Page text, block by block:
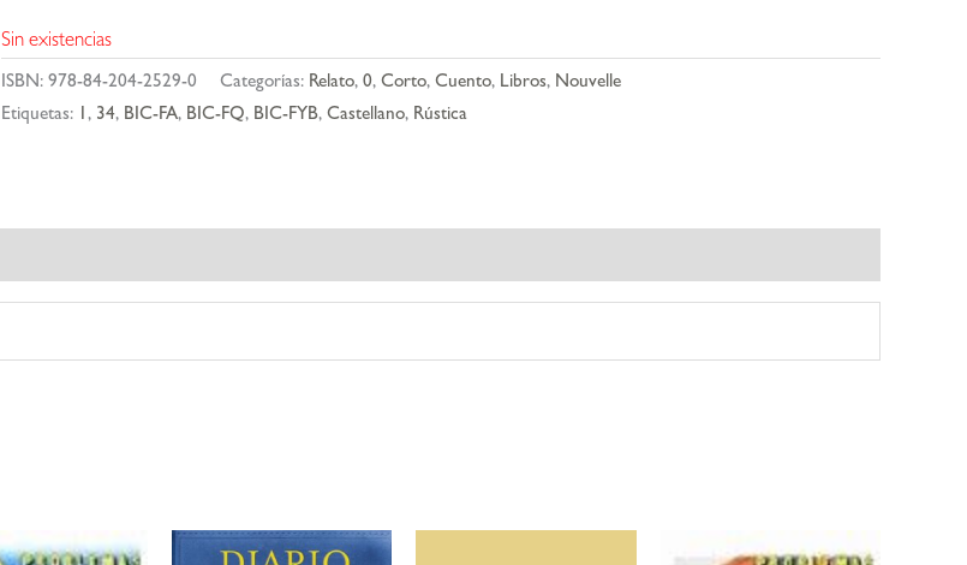
Sin existencias
ISBN: 978-84-204-2529-0 Categorías: Relato, 0, Corto, Cuento, Libros, Nouvelle
Etiquetas: 1 , 34, BIC-FA, BIC-FQ, BIC-FYB, Castellano, Rústica